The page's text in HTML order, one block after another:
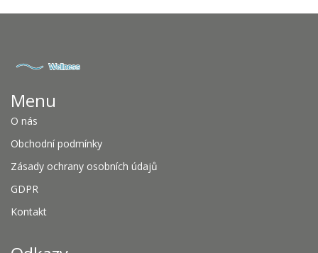
Menu
O nás
Obchodní podmínky
Zásady ochrany osobních údajů
GDPR
Kontakt